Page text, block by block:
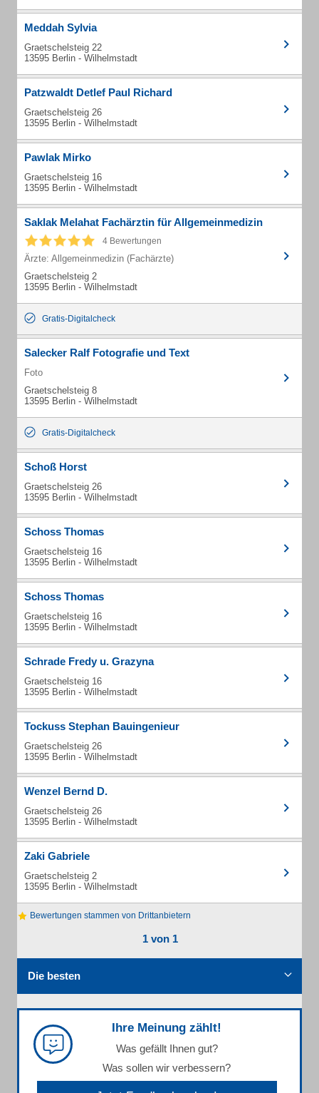
Meddah Sylvia
Graetschelsteig 22
13595 Berlin - Wilhelmstadt
Patzwaldt Detlef Paul Richard
Graetschelsteig 26
13595 Berlin - Wilhelmstadt
Pawlak Mirko
Graetschelsteig 16
13595 Berlin - Wilhelmstadt
Saklak Melahat Fachärztin für Allgemeinmedizin
4 Bewertungen
Ärzte: Allgemeinmedizin (Fachärzte)
Graetschelsteig 2
13595 Berlin - Wilhelmstadt
Gratis-Digitalcheck
Salecker Ralf Fotografie und Text
Foto
Graetschelsteig 8
13595 Berlin - Wilhelmstadt
Gratis-Digitalcheck
Schoß Horst
Graetschelsteig 26
13595 Berlin - Wilhelmstadt
Schoss Thomas
Graetschelsteig 16
13595 Berlin - Wilhelmstadt
Schoss Thomas
Graetschelsteig 16
13595 Berlin - Wilhelmstadt
Schrade Fredy u. Grazyna
Graetschelsteig 16
13595 Berlin - Wilhelmstadt
Tockuss Stephan Bauingenieur
Graetschelsteig 26
13595 Berlin - Wilhelmstadt
Wenzel Bernd D.
Graetschelsteig 26
13595 Berlin - Wilhelmstadt
Zaki Gabriele
Graetschelsteig 2
13595 Berlin - Wilhelmstadt
Bewertungen stammen von Drittanbietern
1 von 1
Die besten
Ihre Meinung zählt!
Was gefällt Ihnen gut?
Was sollen wir verbessern?